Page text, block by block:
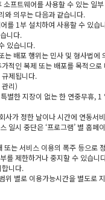
프트웨어를 사용할 수 있는 일
와 의무는 다음과 같습니다.
를 1부 설치하여 사용할 수 있습
니다.
있습니다.
배포 행위는 민사 및 형사법에
적인 복제 또는 배포를 목적으로
제됩니다.
리)
별한 지장이 없는 한 연중무휴, 1
사가 정한 날이나 시간에 연동서
일시 중단은 ‘프로그램’ 별 홈페
는 서비스 이용의 폭주 등으로
를 제한하거나 중지할 수 있습니
니다.
별로 이용가능시간을 별도로